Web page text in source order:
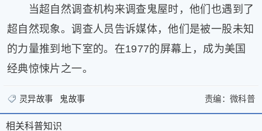
当超自然调查机构来调查鬼屋时，他们也遇到了
超自然现象。调查人员告诉媒体，他们是被一股未知
的力量推到地下室的。在1977的屏幕上，成为美国
经典惊悚片之一。
灵异故事 鬼故事 责编： 微科普
灵
>
灵
异
相关科普知识